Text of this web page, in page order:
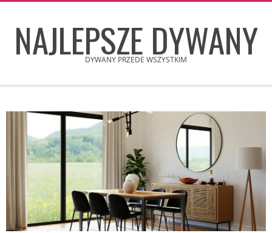
contentNAJLEPSZE DYWANY
DYWANY PRZEDE WSZYSTKIM